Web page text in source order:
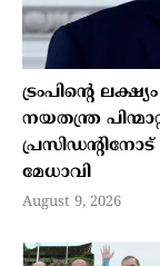
ട്രംപിൻ്റെ
നയതന്ത്ര
മേധാവി
August 9, 2026